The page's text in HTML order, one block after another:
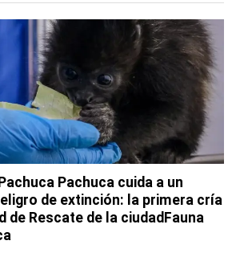
Pachuca cuida a un
de extinción: la primera cría
de Rescate de la ciudadFauna